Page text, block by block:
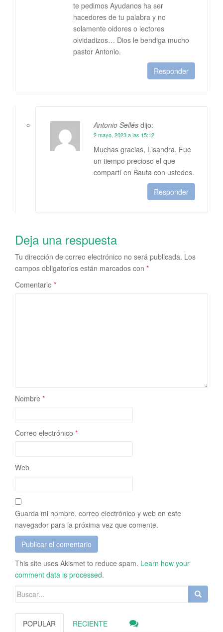
te pedimos Ayudanos ha ser
hacedores de tu palabra y no
solamente oidores o lectores
olvidadizos… Dios le bendiga mucho
pastor Antonio.
Responder
Antonio Sellés dijo:
2 mayo, 2023 a las 15:12
Muchas gracias, Lisandra. Fue
un tiempo precioso el que
compartí en Bauta con ustedes.
Responder
Deja una respuesta
Tu dirección de correo electrónico no será publicada. Los
campos obligatorios están marcados con *
Comentario *
Nombre *
Correo electrónico *
Web
Guarda mi nombre, correo electrónico y web en este
navegador para la próxima vez que comente.
This site uses Akismet to reduce spam. Learn how your
comment data is processed.
Buscar:
POPULAR RECIENTE